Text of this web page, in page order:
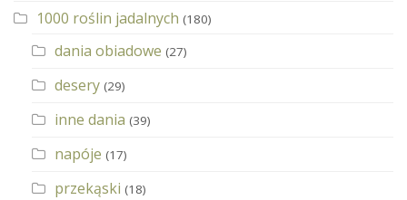
1000 roślin jadalnych (180)
dania obiadowe (27)
desery (29)
inne dania (39)
napóje (17)
przekąski (18)